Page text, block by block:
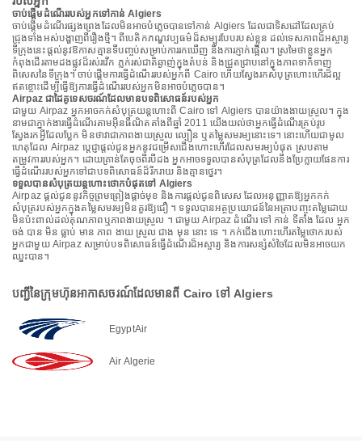
ចាប់ផ្តើមដំណើររបស់អ្នកទៅកាន់ Algiers
ចាប់ផ្តើមដំណើរផ្សងព្រេងដែលមិនអាចបំភ្លេចបានទៅកាន់ Algiers ដែលជាទិសដៅដែលគ្រប់
ជ្រុងទាំងអស់បង្ហាញពីរឿងថ្មី។ ពីបេតិកភណ្ឌវប្បធម៌ដ៏សម្បូរបែបរបស់ខ្លួន ដល់ទេសភាពដ៏អស្ចារ្យ
ទីក្រុងនេះផ្តល់នូវឱកាសគ្មានទីបញ្ចប់សម្រាប់ការរកឃើញ និងការភ្ញាក់ផ្អើល។ ស្រមៃថាខ្លួនអ្នក
កំពុងដើរតាមដងផ្លូវដ៏រស់រវើក ភ្លក់រស់ជាតិឆ្ងាញ់ក្នុងតំបន់ និងជ្រួតជ្រាបនៅក្នុងភាពទាក់ទាញ
ពិសេសនៃទីក្រុង។ ចាប់ផ្តើមការធ្វើដំណើររបស់អ្នកពី Cairo ហើយស្វែងរកសំបុត្រហោះហើរដ៏ល្អ
ឥតខ្ចោះដើម្បីធ្វើឱ្យការធ្វើដំណើររបស់អ្នកមិនអាចបំភ្លេចបាន។
Airpaz ជាដៃគូទេសចរណ៍ដែលមានបទពិសោធន៍របស់អ្នក
ជាមួយ Airpaz អ្នកអាចកក់សំបុត្រយន្តហោះពី Cairo ទៅ Algiers បានយ៉ាងងាយស្រួល។ ក្នុង
នាមជាភ្នាក់ងារធ្វើដំណើរតាមអ៊ីនធឺណិតតាំងពីឆ្នាំ 2011 យើងយល់ថាអ្នកធ្វើដំណើរគ្រប់រូប
ស្វែងរកអ្វីដែលប្លែក មិនថាវាជាភាពងាយស្រួល ល្បឿន ឬតម្លៃសមរម្យនោះទេ។ នោះហើយជាមូល
ហេតុដែល Airpaz ប្តេជ្ញាផ្តល់ជូនអ្នកនូវជម្រើសជើងហោះហើរដែលសមរម្យបំផុត ស្របតាម
តម្រូវការរបស់អ្នក។ ដោយគ្រាន់តែចុចពីរបីដង អ្នកអាចទទួលបានសំបុត្រដែលនឹងប្រែក្លាយផែនការ
ធ្វើដំណើររបស់អ្នកទៅជាបទពិសោធន៍ដ៏រីករាយ និងគ្មានថ្នេរ។
ទទួលបានសំបុត្រយន្តហោះថោកបំផុតទៅ Algiers
Airpaz ផ្តល់ជូននូវកិច្ចព្រមព្រៀងផ្តាច់មុខ និងការផ្តល់ជូនពិសេស ដែលអនុញ្ញាតឱ្យអ្នកកក់
សំបុត្ររបស់អ្នកក្នុងតម្លៃសមរម្យមិនគួរឱ្យជឿ ។ ទទួលបានអត្ថប្រយោជន៍នៃអត្រាបញ្ចុះតម្លៃដោយ
មិនប៉ះពាល់ដល់គុណភាពឬភាពងាយស្រួល ។ ជាមួយ Airpaz ដំណើរ ទៅ កាន់ ទីតាំង ដែល អ្នក
ចង់ បាន មិន ធ្លាប់ មាន ភាព ងាយ ស្រួល ជាង មុន នោះ ទេ ។ កក់ជើងហោះហើរតម្លៃថោករបស់
អ្នកជាមួយ Airpaz សម្រាប់បទពិសោធន៍ធ្វើដំណើរដ៏អស្ចារ្យ និងការសន្សំសំចៃដែលមិនអាចយក
ឈ្នះបាន។
បញ្ជីនៃក្រុមហ៊ុនអាកាសចរណ៍ដែលមានពី Cairo ទៅ Algiers
EgyptAir
Air Algerie